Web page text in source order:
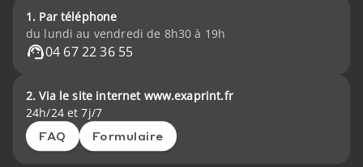
1. Par téléphone
du lundi au vendredi de 8h30 à 19h
04 67 22 36 55
2. Via le site internet www.exaprint.fr
24h/24 et 7j/7
FAQ Formulaire